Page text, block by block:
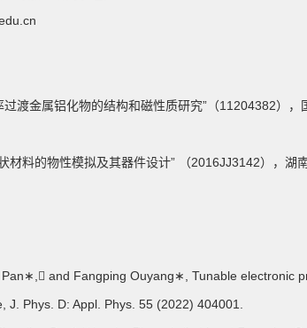
过渡金属铝化物的结构和磁性质研究”（11204382）
材料的物性模拟及其器件设计” （2016JJ3142），
and Fangping Ouyang∗, Tunable electronic
J. Phys. D: Appl. Phys. 55 (2022) 404001.